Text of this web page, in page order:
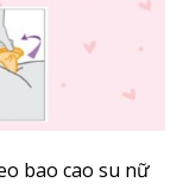
bao cao su nữ